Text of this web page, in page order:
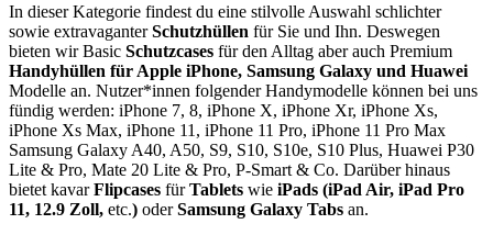
werden
In dieser Kategorie findest du eine stilvolle Auswahl schlichter
sowie extravaganterSchutzhüllen für Sie und Ihn. Deswegen
bieten wir Basic Schutzcases für den Alltag aber auch Premium
Handyhüllen für Apple iPhone, Samsung Galaxy und Huawei
Modelle an. Nutzer*innen folgender Handymodelle können bei uns
fündig werden: iPhone 7, 8, iPhone X, iPhone Xr, iPhone Xs,
iPhone Xs Max, iPhone 11, iPhone 11 Pro, iPhone 11 Pro Max
Samsung Galaxy A40, A50, S9, S10, S10e, S10 Plus, Huawei P30
Lite & Pro, Mate 20 Lite & Pro, P-Smart & Co. Darüber hinaus
bietet kavarFlipcases fürTablets wie iPads (iPad Air, iPad Pro
11, 12.9 Zoll, etc.) oderSamsung Galaxy Tabs an.